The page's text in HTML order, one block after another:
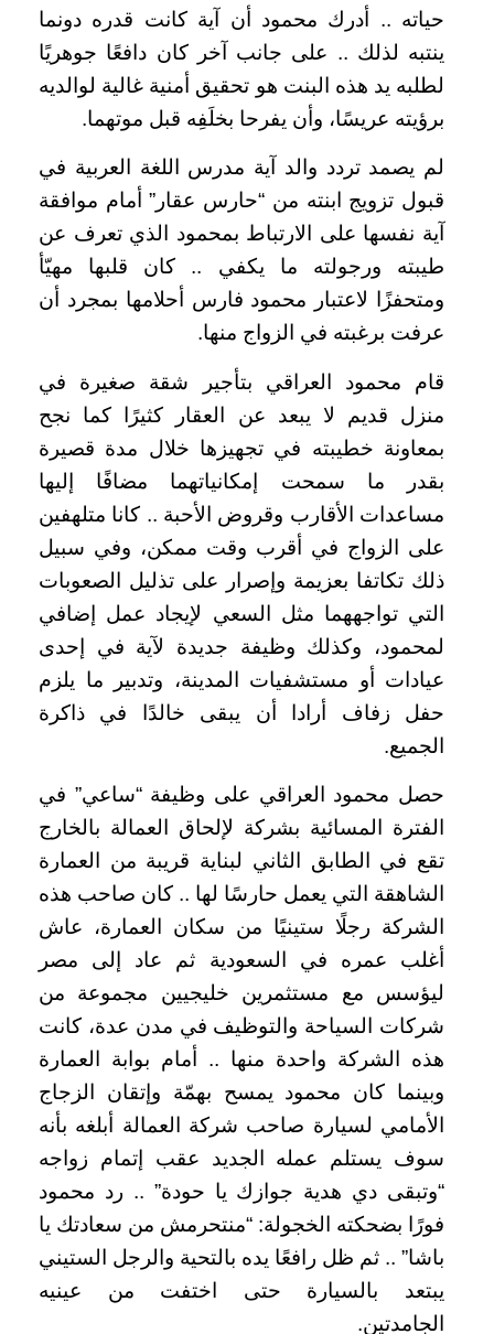
حياته .. أدرك محمود أن آية كانت قدره دونما
ينتبه لذلك .. على جانب آخر كان دافعًا جوهريًا
لطلبه يد هذه البنت هو تحقيق أمنية غالية لوالديه
برؤيته عريسًا، وأن يفرحا بخلَفِه قبل موتهما.
لم يصمد تردد والد آية مدرس اللغة العربية في
قبول تزويج ابنته من “حارس عقار” أمام موافقة
آية نفسها على الارتباط بمحمود الذي تعرف عن
طيبته ورجولته ما يكفي .. كان قلبها مهيّأ
ومتحفزًا لاعتبار محمود فارس أحلامها بمجرد أن
عرفت برغبته في الزواج منها.
قام محمود العراقي بتأجير شقة صغيرة في
منزل قديم لا يبعد عن العقار كثيرًا كما نجح
بمعاونة خطيبته في تجهيزها خلال مدة قصيرة
بقدر ما سمحت إمكانياتهما مضافًا إليها
مساعدات الأقارب وقروض الأحبة .. كانا متلهفين
على الزواج في أقرب وقت ممكن، وفي سبيل
ذلك تكاتفا بعزيمة وإصرار على تذليل الصعوبات
التي تواجههما مثل السعي لإيجاد عمل إضافي
لمحمود، وكذلك وظيفة جديدة لآية في إحدى
عيادات أو مستشفيات المدينة، وتدبير ما يلزم
حفل زفاف أرادا أن يبقى خالدًا في ذاكرة
الجميع.
حصل محمود العراقي على وظيفة “ساعي” في
الفترة المسائية بشركة لإلحاق العمالة بالخارج
تقع في الطابق الثاني لبناية قريبة من العمارة
الشاهقة التي يعمل حارسًا لها .. كان صاحب هذه
الشركة رجلًا ستينيًا من سكان العمارة، عاش
أغلب عمره في السعودية ثم عاد إلى مصر
ليؤسس مع مستثمرين خليجيين مجموعة من
شركات السياحة والتوظيف في مدن عدة، كانت
هذه الشركة واحدة منها .. أمام بوابة العمارة
وبينما كان محمود يمسح بهمّة وإتقان الزجاج
الأمامي لسيارة صاحب شركة العمالة أبلغه بأنه
سوف يستلم عمله الجديد عقب إتمام زواجه
“وتبقى دي هدية جوازك يا حودة” .. رد محمود
فورًا بضحكته الخجولة: “منتحرمش من سعادتك يا
باشا” .. ثم ظل رافعًا يده بالتحية والرجل الستيني
يبتعد بالسيارة حتى اختفت من عينيه
الجامدتين.